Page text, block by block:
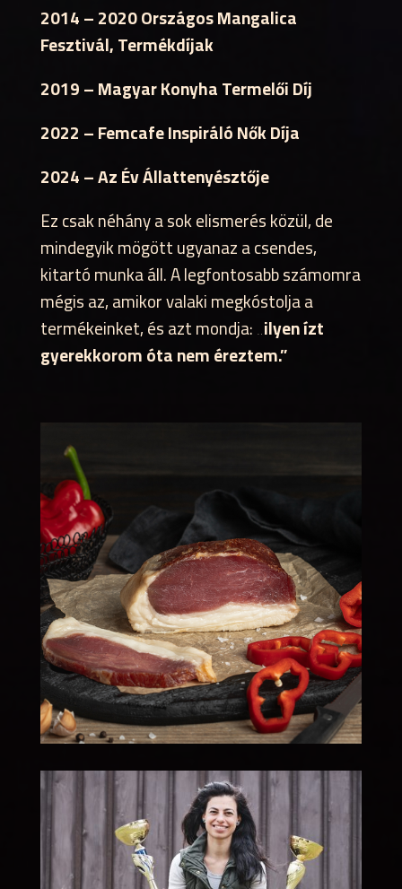
2014 – 2020 Országos Mangalica
Fesztivál, Termékdíjak
2019 – Magyar Konyha Termelői Díj
2022 – Femcafe Inspiráló Nők Díja
2024 – Az Év Állattenyésztője
Ez csak néhány a sok elismerés közül, de
mindegyik mögött ugyanaz a csendes,
kitartó munka áll. A legfontosabb számomra
mégis az, amikor valaki megkóstolja a
termékeinket, és azt mondja:„ilyen ízt
gyerekkorom óta nem éreztem.”